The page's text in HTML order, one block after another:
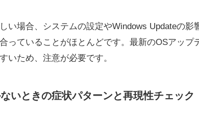
い場合、システムの設定やWindows Updateの影
っていることがほとんどです。最新のOSアップ
いため、注意が必要です。
いときの症状パターンと再現性チェック